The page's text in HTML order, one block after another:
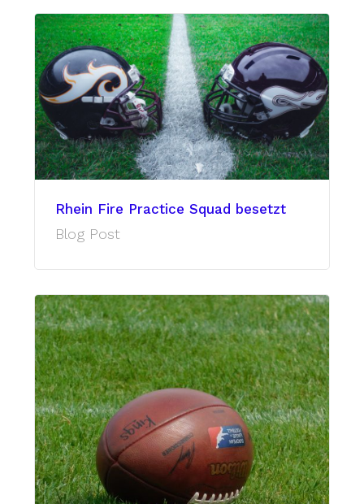
Rhein Fire Practice Squad besetzt
Blog Post